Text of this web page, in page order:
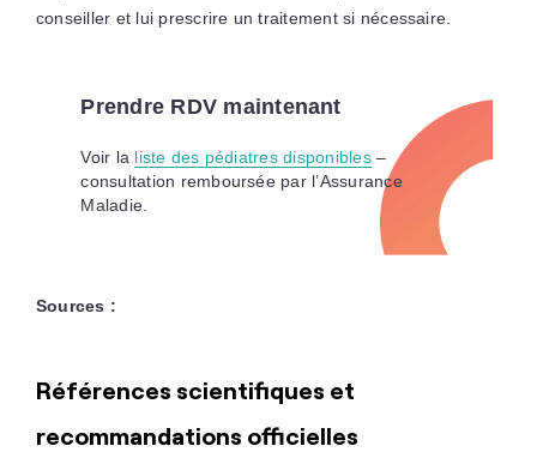
conseiller et lui prescrire un traitement si nécessaire.
Prendre RDV maintenant
Voir la liste des pédiatres disponibles–
consultation remboursée par l’Assurance
Maladie.
Sources :
Références scientifiques et
recommandations officielles